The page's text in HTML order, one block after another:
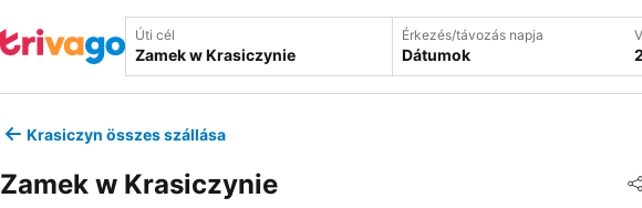
Úti cél Érkezés/távozás napja
Dátumok
Krasiczyn összes szállása
Zamek w Krasiczynie